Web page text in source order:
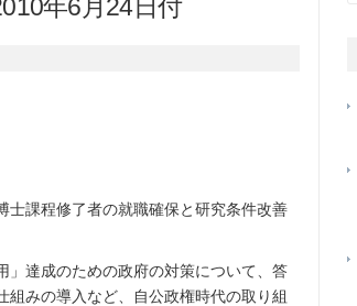
年6月24日付
士課程修了者の就職確保と研究条件改善
」達成のための政府の対策について、答
みの導入など、自公政権時代の取り組